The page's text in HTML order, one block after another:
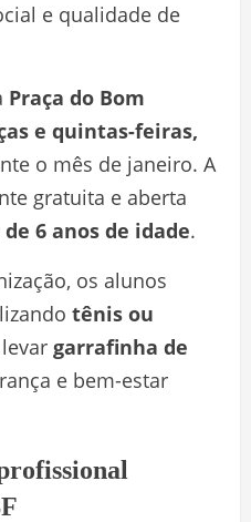
e qualidade de
Praça do Bom
e quintas-feiras,
o mês de janeiro. A
gratuita e aberta
6 anos de idade.
os alunos
tênis ou
garrafinha de
e bem-estar